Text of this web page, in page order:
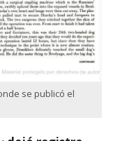
se publicó el